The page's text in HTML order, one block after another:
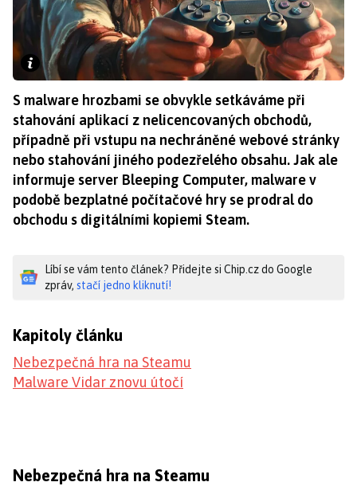
S malware hrozbami se obvykle setkáváme při
stahování aplikací z nelicencovaných obchodů,
případně při vstupu na nechráněné webové stránky
nebo stahování jiného podezřelého obsahu. Jak ale
informuje server Bleeping Computer, malware v
podobě bezplatné počítačové hry se prodral do
obchodu s digitálními kopiemi Steam.
Líbí se vám tento článek? Přidejte si Chip.cz do Google
zpráv, stačí jedno kliknutí!
Kapitoly článku
Nebezpečná hra na Steamu
Malware Vidar znovu útočí
Nebezpečná hra na Steamu